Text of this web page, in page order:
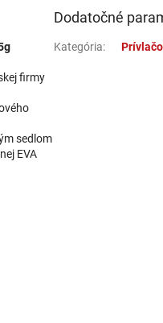
firmy
sedlom
EVA
Dodatočné
Kategória: